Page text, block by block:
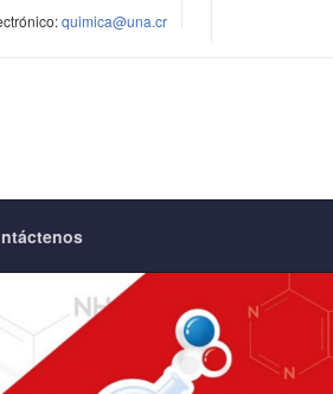
quimica@una.cr